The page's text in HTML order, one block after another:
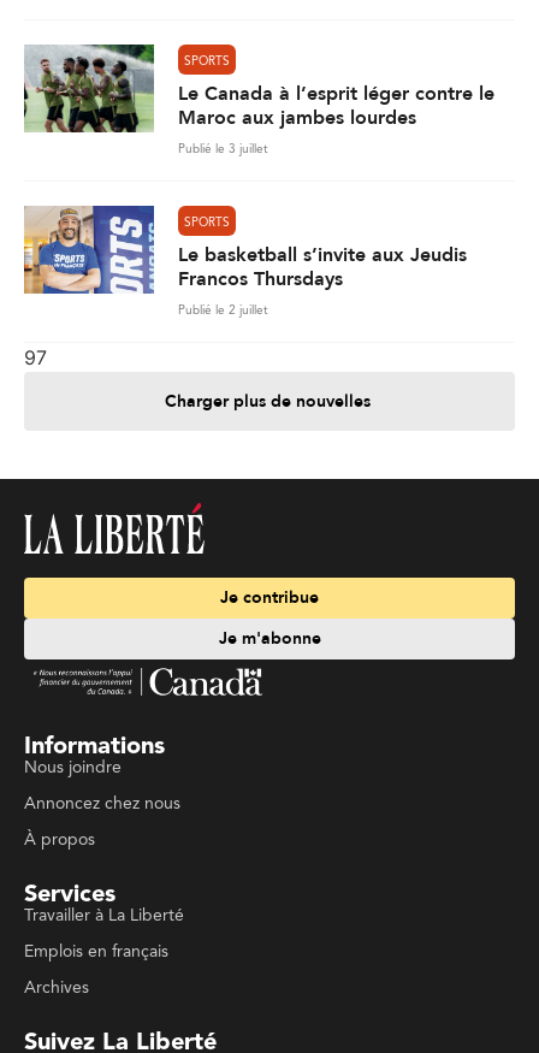
SPORTS
Le Canada à l’esprit léger contre le
Maroc aux jambes lourdes
Publié le 3 juillet
SPORTS
Le basketball s’invite aux Jeudis
Francos Thursdays
Publié le 2 juillet
97
Charger plus de nouvelles
Je contribue
Je m'abonne
Informations
Nous joindre
Annoncez chez nous
À propos
Services
Travailler à La Liberté
Emplois en français
Archives
Suivez La Liberté